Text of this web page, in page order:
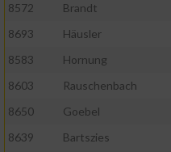
8572
Brandt
8693
Häusler
8583
Hornung
8603
Rauschenbach
8650
Goebel
8639
Bartszies